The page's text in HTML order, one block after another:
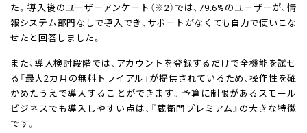
た。導入後のユーザーアンケート（※2）では、79.6%のユーザーが、情
報システム部門なしで導入でき、サポートがなくても自力で使いこな
せたと回答しました。
また、導入検討段階では、アカウントを登録するだけで全機能を試せ
る「最大2カ月の無料トライアル」が提供されているため、操作性を確
かめたうえで導入することができます。予算に制限があるスモール
ビジネスでも導入しやすい点は、『蔵衛門プレミアム』の大きな特徴
です。